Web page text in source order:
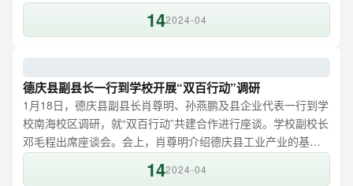
绍了德庆县高标准推进绿美生态建设的基本情况，提出当前德
庆县在绿美生态建设过程中迫切需要解决三个问题。一是需要
性、稳定性、持续性。她希望通过“...
142024-04
德庆县副县长一行到学校开展“双百行动”调研
1月18日，德庆县副县长肖尊明、孙燕鹏及县企业代表一行到学
校南海校区调研，就“双百行动”共建合作进行座谈。学校副校长
邓毛程出席座谈会。会上，肖尊明介绍德庆县工业产业的基本
情况，县企业代表逐一提出帮扶需求，希望在科研能力提升、
科研成果转化以及人才培养上共建合作。“双百行动”开展工作以
142024-04